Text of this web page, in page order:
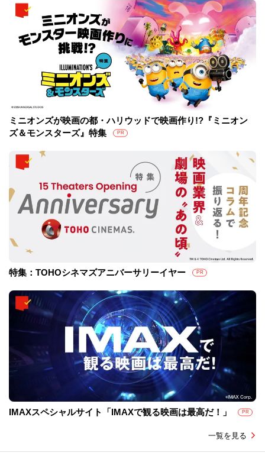
ミニオンズが映画の都・ハリウッドで映画作り!?『ミニオン
ズ＆モンスターズ』特集
PR
特集：TOHOシネマズアニバーサリーイヤー PR
IMAXスペシャルサイト「IMAXで観る映画は最高だ！」 PR
一覧を見る